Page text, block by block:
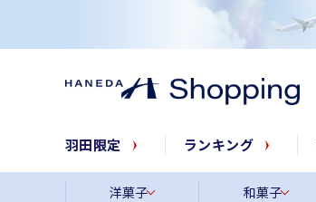
羽田限定 ランキング
洋菓子 和菓子